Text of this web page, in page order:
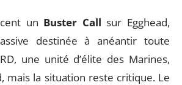
un Buster Call sur Egghead,
destinée à anéantir toute
une unité d’élite des Marines,
mais la situation reste critique. Le